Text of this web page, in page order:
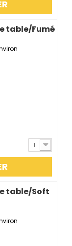
table/Fumé
1
table/Soft